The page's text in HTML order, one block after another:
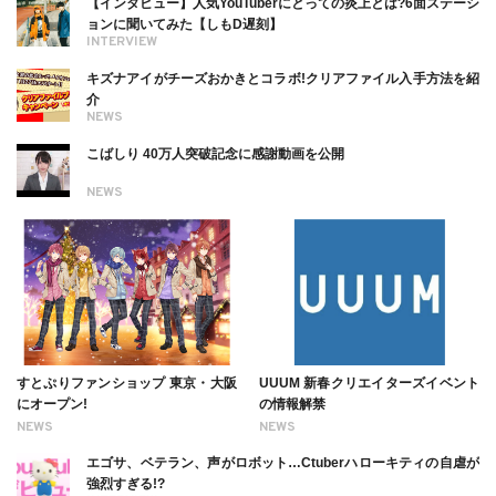
INTERVIEW
【インタビュー】人気YouTuberにとっての炎上とは?6面ステーシ
ョンに聞いてみた【しもD遅刻】
NEWS
キズナアイがチーズおかきとコラボ!クリアファイル入手方法を紹
介
NEWS
こばしり 40万人突破記念に感謝動画を公開
NEWS
すとぷりファンショップ 東京・大阪
にオープン!
NEWS
UUUM 新春クリエイターズイベント
の情報解禁
エゴサ、ベテラン、声がロボット…Ctuberハローキティの自虐が
強烈すぎる!?